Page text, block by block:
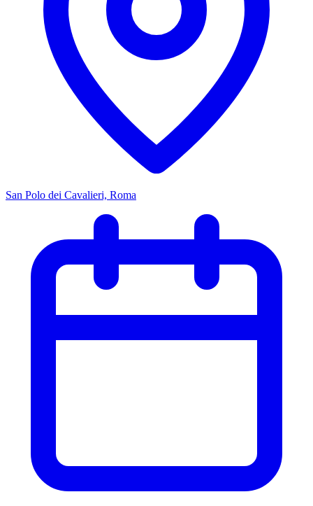
San Polo dei Cavalieri, Roma